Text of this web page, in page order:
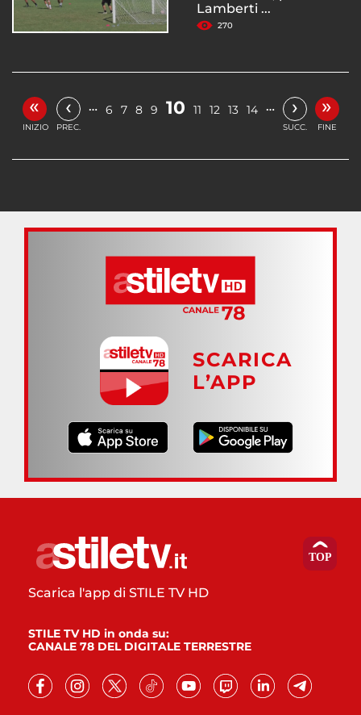
Lamberti ...
270
«
INIZIO
‹
PREC.
… 6 7 8 9 10 11 12 13 14 … ›
SUCC.
»
FINE
SCARICA
L’APP
Scarica l'app di STILE TV HD
STILE TV HD in onda su:
CANALE 78 DEL DIGITALE TERRESTRE